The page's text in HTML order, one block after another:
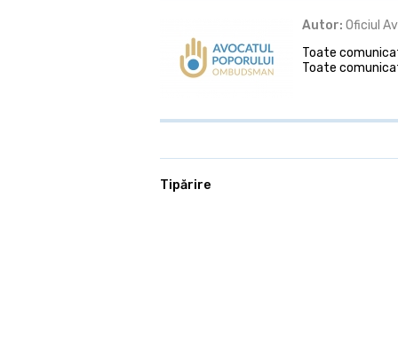
Autor: Oficiul
Toate
Toate
Tipărire